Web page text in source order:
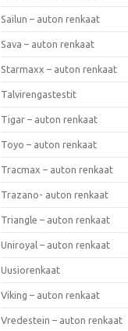
Sailun – auton renkaat
Sava – auton renkaat
Starmaxx – auton renkaat
Talvirengastestit
Tigar – auton renkaat
Toyo – auton renkaat
Tracmax – auton renkaat
Trazano- auton renkaat
Triangle – auton renkaat
Uniroyal – auton renkaat
Uusiorenkaat
Viking – auton renkaat
Vredestein – auton renkaat